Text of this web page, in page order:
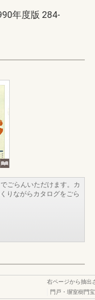
年度版 284-
ごらんいただけます。カ
りながらカタログをごら
右ページから抽出
門戸・塀室樹門